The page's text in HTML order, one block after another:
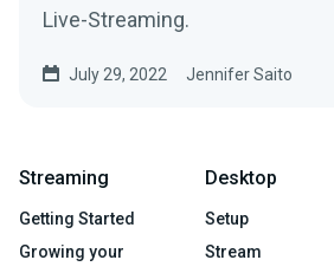
Live-Streaming.
July 29, 2022 Jennifer Saito
Streaming
Getting Started
Growing your
Desktop
Setup
Stream